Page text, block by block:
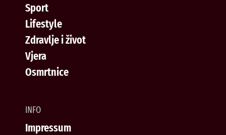
Sport
Lifestyle
Zdravlje i život
Vjera
Osmrtnice
INFO
Impressum